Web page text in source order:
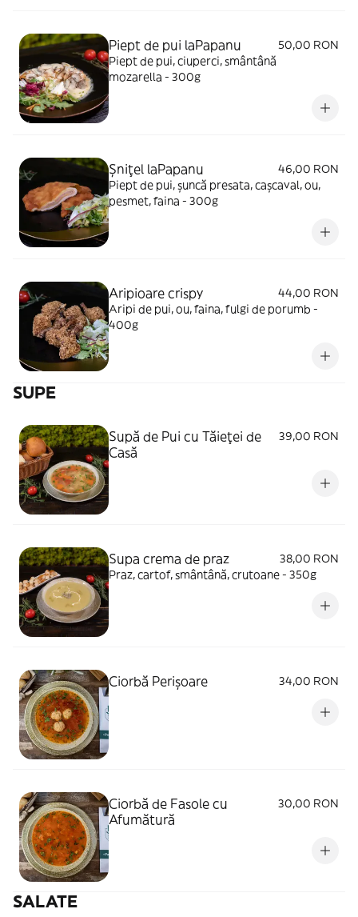
Piept de pui laPapanu
50,00 RON
Piept de pui, ciuperci, smântână
mozarella - 300g
Şniţel laPapanu
46,00 RON
Piept de pui, şuncă presata, cașcaval, ou,
pesmet, faina - 300g
Aripioare crispy
44,00 RON
Aripi de pui, ou, faina, fulgi de porumb -
400g
SUPE
Supă de Pui cu Tăieței de
Casă
39,00 RON
Supa crema de praz
38,00 RON
Praz, cartof, smântână, crutoane - 350g
Ciorbă Perișoare 34,00 RON
Ciorbă de Fasole cu
Afumătură
30,00 RON
SALATE